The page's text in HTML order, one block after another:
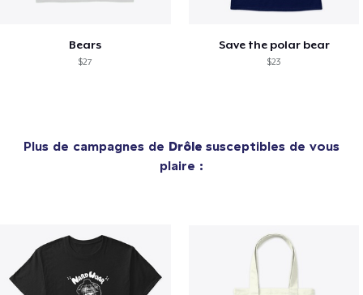
Bears
$27
Save the polar bear
$23
Plus de campagnes de Drôle susceptibles de vous
plaire :